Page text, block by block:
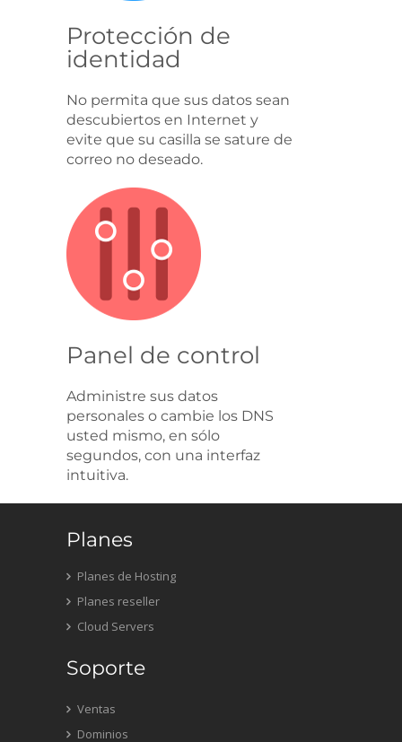
Protección de
identidad
No permita que sus datos sean
descubiertos en Internet y
evite que su casilla se sature de
correo no deseado.
Panel de control
Administre sus datos
personales o cambie los DNS
usted mismo, en sólo
segundos, con una interfaz
intuitiva.
Planes
Planes de Hosting
Planes reseller
Cloud Servers
Soporte
Ventas
Dominios